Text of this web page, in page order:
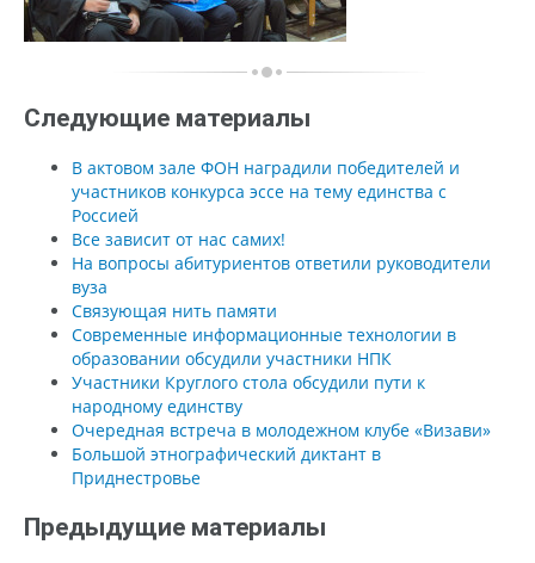
Следующие материалы
В актовом зале ФОН наградили победителей и
участников конкурса эссе на тему единства с
Россией
Все зависит от нас самих!
На вопросы абитуриентов ответили руководители
вуза
Связующая нить памяти
Современные информационные технологии в
образовании обсудили участники НПК
Участники Круглого стола обсудили пути к
народному единству
Очередная встреча в молодежном клубе «Визави»
Большой этнографический диктант в
Приднестровье
Предыдущие материалы